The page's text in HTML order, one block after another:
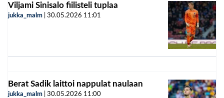
Viljami Sinisalo fiilisteli tuplaa
jukka_malm 30.05.2026 11:01
Berat Sadik laittoi nappulat naulaan
jukka_malm 30.05.2026 11:00